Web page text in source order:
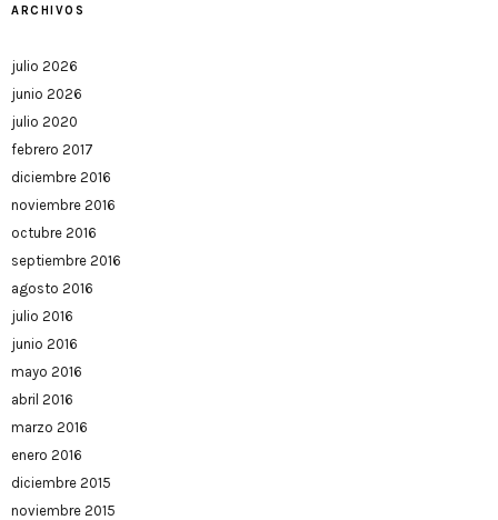
ARCHIVOS
julio 2026
junio 2026
julio 2020
febrero 2017
diciembre 2016
noviembre 2016
octubre 2016
septiembre 2016
agosto 2016
julio 2016
junio 2016
mayo 2016
abril 2016
marzo 2016
enero 2016
diciembre 2015
noviembre 2015